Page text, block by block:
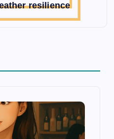
resilience